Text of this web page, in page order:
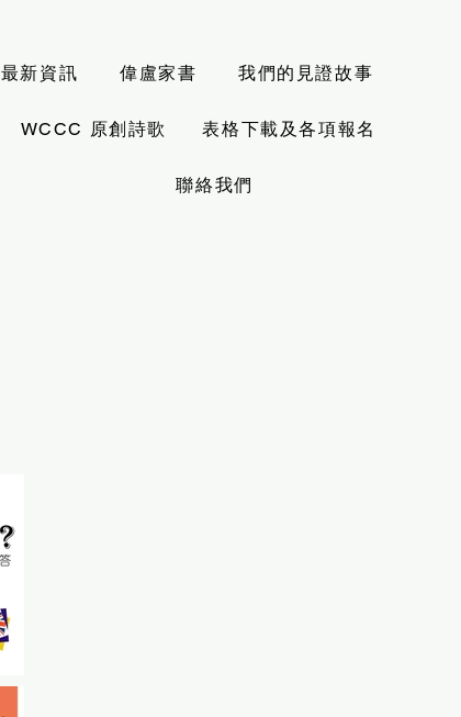
最新資訊 偉盧家書 我們的見證故事
WCCC 原創詩歌 表格下載及各項報名
聯絡我們